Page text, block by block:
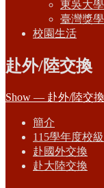
東吳大
臺灣獎
校園生活
赴外/陸交換
Show — 赴外/陸交換
簡介
115學年度校
赴國外交換
赴大陸交換